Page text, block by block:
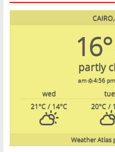
16°
partly
4:56
tue
wed
20°C /
21°C / 14°C
Weather Atlas